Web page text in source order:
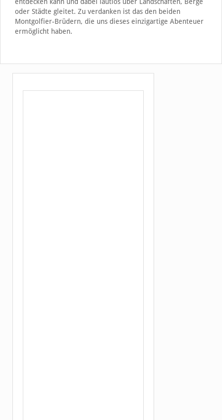
oder Städte gleitet. Zu verdanken ist das den beiden
Montgolfier-Brüdern, die uns dieses einzigartige Abenteuer
ermöglicht haben.